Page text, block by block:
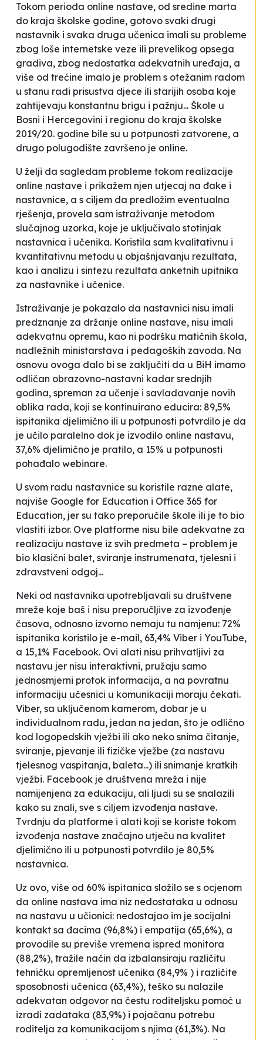
Tokom perioda online nastave, od sredine marta
do kraja školske godine, gotovo svaki drugi
nastavnik i svaka druga učenica imali su probleme
zbog loše internetske veze ili prevelikog opsega
gradiva, zbog nedostatka adekvatnih uređaja, a
više od trećine imalo je problem s otežanim radom
u stanu radi prisustva djece ili starijih osoba koje
zahtijevaju konstantnu brigu i pažnju... Škole u
Bosni i Hercegovini i regionu do kraja školske
2019/20. godine bile su u potpunosti zatvorene, a
drugo polugodište završeno je online.
U želji da sagledam probleme tokom realizacije
online nastave i prikažem njen utjecaj na đake i
nastavnice, a s ciljem da predložim eventualna
rješenja, provela sam istraživanje metodom
slučajnog uzorka, koje je uključivalo stotinjak
nastavnica i učenika. Koristila sam kvalitativnu i
kvantitativnu metodu u objašnjavanju rezultata,
kao i analizu i sintezu rezultata anketnih upitnika
za nastavnike i učenice.
Istraživanje je pokazalo da nastavnici nisu imali
predznanje za držanje online nastave, nisu imali
adekvatnu opremu, kao ni podršku matičnih škola,
nadležnih ministarstava i pedagoških zavoda. Na
osnovu ovoga dalo bi se zaključiti da u BiH imamo
odličan obrazovno-nastavni kadar srednjih
godina, spreman za učenje i savladavanje novih
oblika rada, koji se kontinuirano educira: 89,5%
ispitanika djelimično ili u potpunosti potvrdilo je da
je učilo paralelno dok je izvodilo online nastavu,
37,6% djelimično je pratilo, a 15% u potpunosti
pohađalo webinare.
U svom radu nastavnice su koristile razne alate,
najviše Google for Education i Office 365 for
Education, jer su tako preporučile škole ili je to bio
vlastiti izbor. Ove platforme nisu bile adekvatne za
realizaciju nastave iz svih predmeta – problem je
bio klasični balet, sviranje instrumenata, tjelesni i
zdravstveni odgoj...
Neki od nastavnika upotrebljavali su društvene
mreže koje baš i nisu preporučljive za izvođenje
časova, odnosno izvorno nemaju tu namjenu: 72%
ispitanika koristilo je e-mail, 63,4% Viber i YouTube,
a 15,1% Facebook. Ovi alati nisu prihvatljivi za
nastavu jer nisu interaktivni, pružaju samo
jednosmjerni protok informacija, a na povratnu
informaciju učesnici u komunikaciji moraju čekati.
Viber, sa uključenom kamerom, dobar je u
individualnom radu, jedan na jedan, što je odlično
kod logopedskih vježbi ili ako neko snima čitanje,
sviranje, pjevanje ili fizičke vježbe (za nastavu
tjelesnog vaspitanja, baleta...) ili snimanje kratkih
vježbi. Facebook je društvena mreža i nije
namijenjena za edukaciju, ali ljudi su se snalazili
kako su znali, sve s ciljem izvođenja nastave.
Tvrdnju da platforme i alati koji se koriste tokom
izvođenja nastave značajno utječu na kvalitet
djelimično ili u potpunosti potvrdilo je 80,5%
nastavnica.
Uz ovo, više od 60% ispitanica složilo se s ocjenom
da online nastava ima niz nedostataka u odnosu
na nastavu u učionici: nedostajao im je socijalni
kontakt sa đacima (96,8%) i empatija (65,6%), a
provodile su previše vremena ispred monitora
(88,2%), tražile način da izbalansiraju različitu
tehničku opremljenost učenika (84,9% ) i različite
sposobnosti učenica (63,4%), teško su nalazile
adekvatan odgovor na čestu roditeljsku pomoć u
izradi zadataka (83,9%) i pojačanu potrebu
roditelja za komunikacijom s njima (61,3%). Na